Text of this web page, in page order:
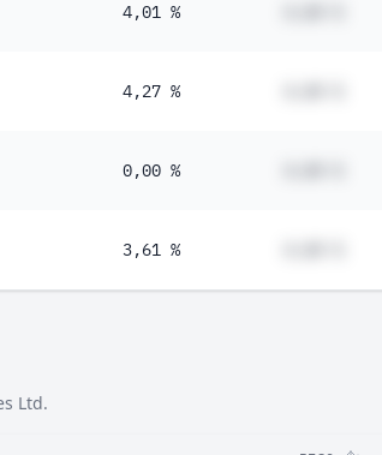
4,01 %
4,27 %
0,00 %
3,61 %
Ltd.